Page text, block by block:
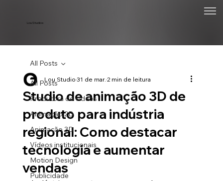
Lou Studios
All Posts
Produtora de vídeos
Animação 2D
Animação 3D
Vídeos institucionais
Motion Design
Publicidade
All Posts
Studio de animação 3D de
produto para indústria
regional: Como destacar
tecnologia e aumentar
vendas
Lou Studio31 de mar.2 min de leitura